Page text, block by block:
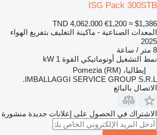
ISG Pack 300STB
TND 4,062.000 €1,200 ≈ $1,386
المعدات الصناعية - ماكينة التغليف بتفريغ الهواء
2025
8 متر / ساعة
نمط التشغيل أوتوماتيكي القوة 1 kW
إيطاليا، Pomezia (RM)
IMBALLAGGI SERVICE GROUP S.R.L.
الاتصال بالبائع
الاشتراك في الحصول على إعلانات جديدة